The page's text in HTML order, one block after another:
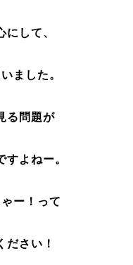
にして、
ました。
る問題が
すよねー。
ー！って
ださい！